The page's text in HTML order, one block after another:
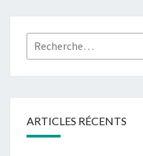
Rechercher :
ARTICLES RÉCENTS